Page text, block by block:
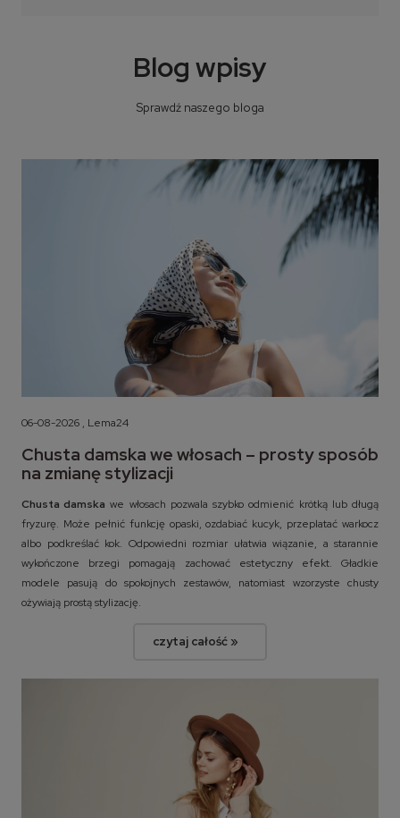
Blog wpisy
Sprawdź naszego bloga
06-08-2026 , Lema24
Chusta damska we włosach – prosty sposób
na zmianę stylizacji
Chusta damska we włosach pozwala szybko odmienić krótką lub długą
fryzurę. Może pełnić funkcję opaski, ozdabiać kucyk, przeplatać warkocz
albo podkreślać kok. Odpowiedni rozmiar ułatwia wiązanie, a starannie
wykończone brzegi pomagają zachować estetyczny efekt. Gładkie
modele pasują do spokojnych zestawów, natomiast wzorzyste chusty
ożywiają prostą stylizację.
czytaj całość »